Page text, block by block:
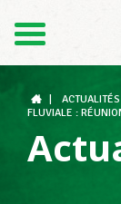
Le
ACTUALITÉS
FLUVIALE :